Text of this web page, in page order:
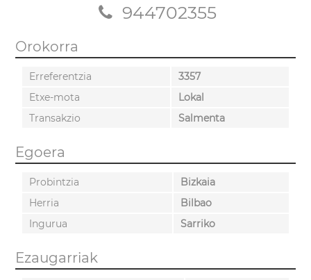
944702355
Orokorra
Erreferentzia
3357
Etxe-mota
Lokal
Transakzio
Salmenta
Egoera
Probintzia
Bizkaia
Herria
Bilbao
Ingurua
Sarriko
Ezaugarriak